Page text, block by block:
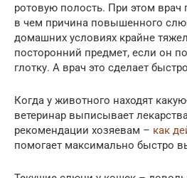
ротовую полость. При этом врач
в чем причина повышенного
домашних условиях крайне
посторонний предмет, если он
глотку. А врач это сделает
Когда у животного находят
ветеринар выписывает
рекомендации хозяевам – как
помогает максимально быстро